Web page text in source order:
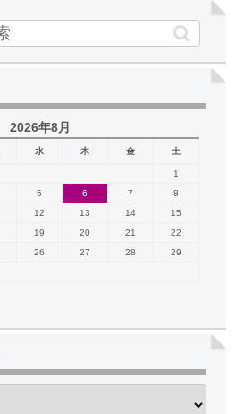
2026年8月
水 木 金 土
1
5 6 7
8
12 13 14
15
19 20 21
22
26 27 28
29